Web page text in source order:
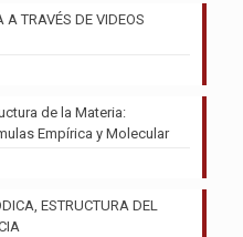
A TRAVÉS DE VIDEOS
de la Materia:
Empírica y Molecular
ESTRUCTURA DEL